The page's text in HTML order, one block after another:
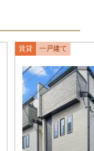
賃貸 一戸建て